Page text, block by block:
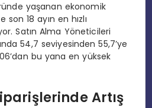
yaşanan ekonomik
18 ayın en hızlı
Satın Alma Yöneticileri
54,7 seviyesinden 55,7’ye
bu yana en yüksek
Artış